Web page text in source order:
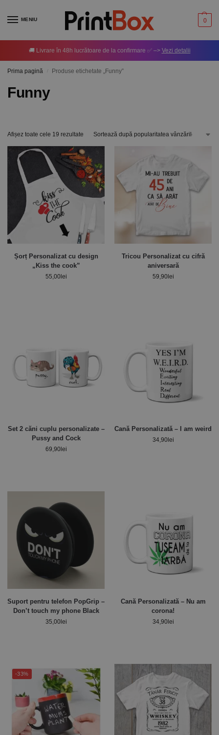
MENIU 0
🚚 Livrare în 48h lucrătoare de la confirmare ✅ –> Vezi detalii
Prima pagină / Produse etichetate „Funny”
Funny
Afișez toate cele 19 rezultate
Șorț Personalizat cu design
„Kiss the cook”
55,00 lei
Tricou Personalizat cu cifră
aniversară
59,90 lei
Set 2 căni cuplu personalizate –
Pussy and Cock
69,90 lei
Cană Personalizată – I am weird
34,90 lei
Suport pentru telefon PopGrip –
Don’t touch my phone Black
35,00 lei
Cană Personalizată – Nu am
corona!
34,90 lei
-33%